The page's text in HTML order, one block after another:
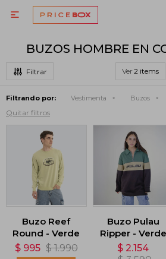

BUZOS HOMBRE EN
Ver
Filtrando por: Vestimenta Buzos
Quitar filtros
Buzo Reef
Round - Verde
$ 995 $ 1.990
Buzo Pulau
Ripper - Verde
$ 2.154